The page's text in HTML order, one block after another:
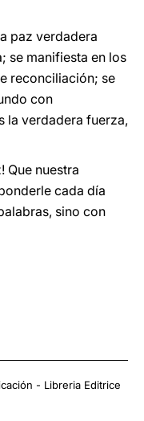
paz verdadera
se manifiesta en los
reconciliación; se
con
la verdadera fuerza,
Que nuestra
cada día
sino con
- Libreria Editrice